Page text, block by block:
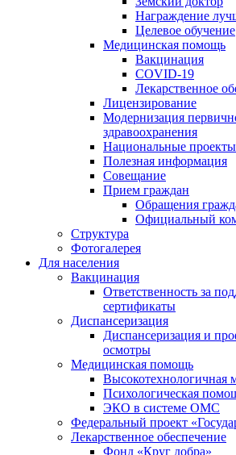
Награждение
Целевое обучение
Медицинская помощь
Вакцинация
COVID-19
Лекарственное
Лицензирование
Модернизация
здравоохранения
Национальные проекты
Полезная информация
Совещание
Прием граждан
Обращения
Официальный
Структура
Фотогалерея
Для населения
Вакцинация
Ответственность за
сертификаты
Диспансеризация
Диспансеризация и
осмотры
Медицинская помощь
Высокотехнологичная
Психологическая
ЭКО в системе ОМС
Федеральный проект
Лекарственное обеспечение
Фонд «Круг добра»